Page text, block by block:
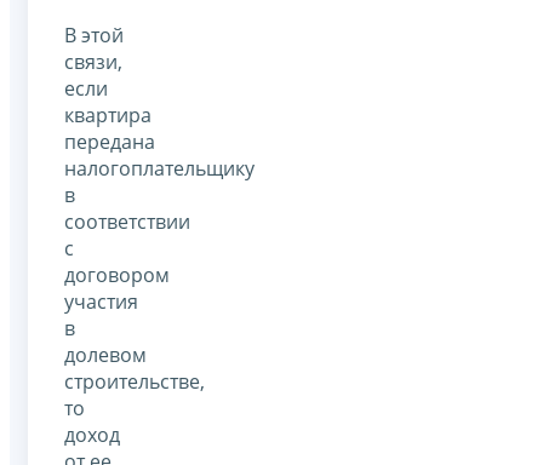
В этой
связи,
если
квартира
передана
налогоплательщику
в
соответствии
с
договором
участия
в
долевом
строительстве,
то
доход